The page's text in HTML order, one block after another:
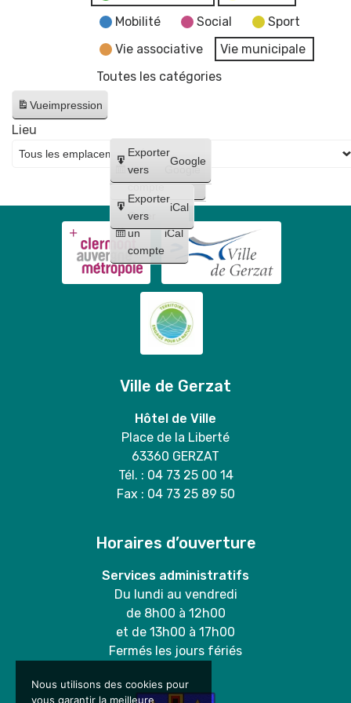
Mercredi
23
avril
Mobilité
Social
Sport
Vie associative
Vie municipale
Toutes les catégories
Vueimpression
Créer
un
compte
Google
Créer
un
compte
iCal
Exporter
vers
Google
Exporter
vers
iCal
Lieu
Ville de Gerzat
Hôtel de Ville
Place de la Liberté
63360 GERZAT
Tél. : 04 73 25 00 14
Fax : 04 73 25 89 50
Horaires d’ouverture
Services administratifs
Du lundi au vendredi
de 8h00 à 12h00
et de 13h00 à 17h00
Fermés les jours fériés
Nous utilisons des cookies pour
vous garantir la meilleure